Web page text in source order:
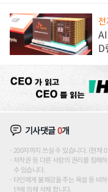
전
D
기사댓글0개
200자까지 쓰실 수 있습니다. (현재
저작권 등 다른 사람의 권리를 침해
수 있습니다.
타인에게 불쾌감을 주는 욕설 등 비
단에 의해 삭제 합니다.